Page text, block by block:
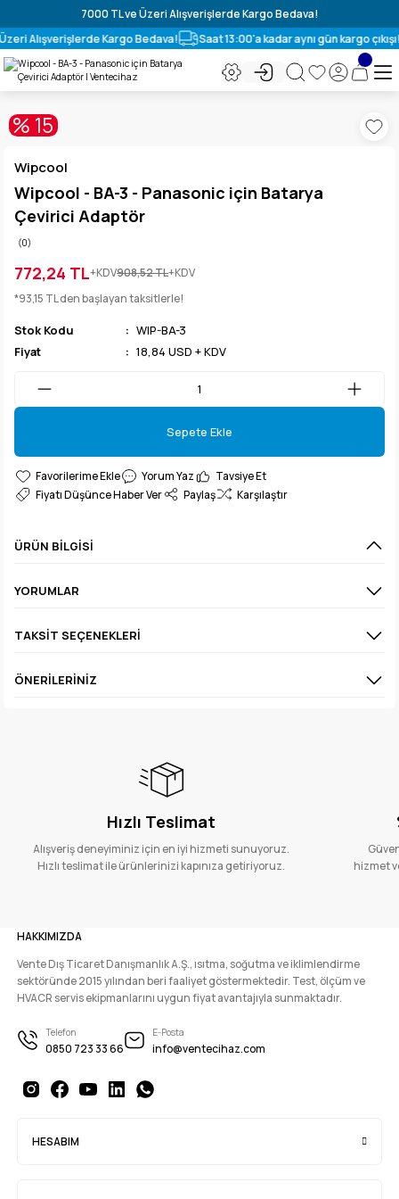
7000 TL ve Üzeri Alışverişlerde Kargo Bedava!
Alışverişlerde Kargo Bedava!
Saat 13:00'a kadar aynı gün kargo çıkışı!
Wipcool
Wipcool - BA-3 - Panasonic için Batarya
Çevirici Adaptör
(0)
772,24 TL+KDV908,52 TL+KDV
*93,15 TL den başlayan taksitlerle!
Stok Kodu
WIP-BA-3
Fiyat
18,84 USD + KDV
Sepete Ekle
Yorum Yaz
Tavsiye Et
Fiyatı Düşünce Haber Ver
Paylaş Karşılaştır
ÜRÜN BILGISI
YORUMLAR
TAKSIT SEÇENEKLERI
ÖNERILERINIZ
Hızlı Teslimat
Alışveriş deneyiminiz için en iyi hizmeti sunuyoruz.
Hızlı teslimat ile ürünlerinizi kapınıza getiriyoruz.
hizmet
HAKKIMIZDA
Vente Dış Ticaret Danışmanlık A.Ş., ısıtma, soğutma ve iklimlendirme
sektöründe 2015 yılından beri faaliyet göstermektedir. Test, ölçüm ve
HVACR servis ekipmanlarını uygun fiyat avantajıyla sunmaktadır.
Telefon
0850 723 33 66
E-Posta
info@ventecihaz.com
HESABIM